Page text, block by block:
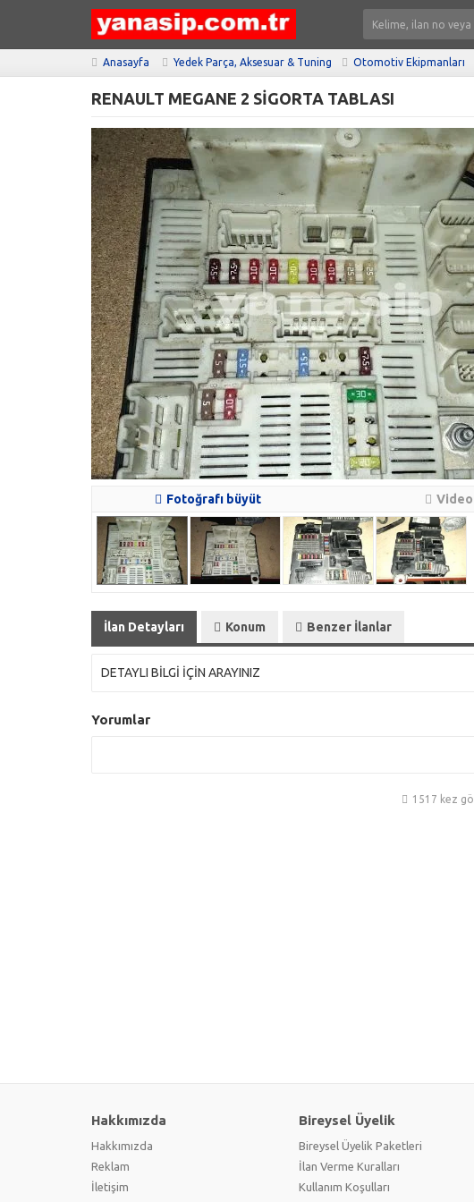
Anasayfa Yedek Parça, Aksesuar & Tuning Otomotiv Ekipmanları
RENAULT MEGANE 2 SİGORTA TABLASI
Fotoğrafı büyüt Video
İlan Detayları Konum Benzer İlanlar
DETAYLI BİLGİ İÇİN ARAYINIZ
Yorumlar
1517 kez
Hakkımızda
Hakkımızda
Reklam
İletişim
Bireysel Üyelik
Bireysel Üyelik Paketleri
İlan Verme Kuralları
Kullanım Koşulları